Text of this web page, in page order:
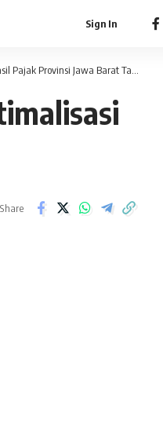
Sign In
Provinsi Jawa Barat Tahun 2024
Share